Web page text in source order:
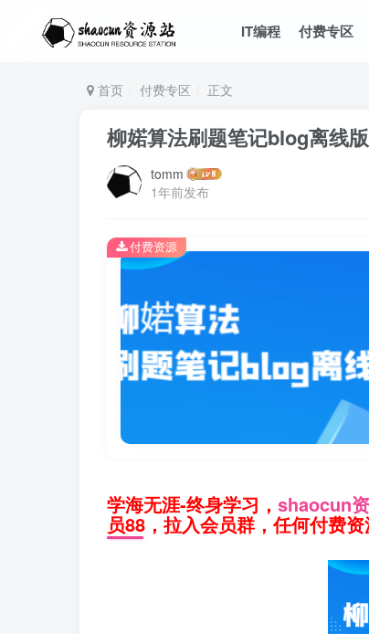
IT编程 付费专区
首页 付费专区 正文
柳婼算法刷题笔记blog离线版
tomm
1年前发布
付费资源
学海无涯-终身学习， shaocun
员88，拉入会员群，任何付费